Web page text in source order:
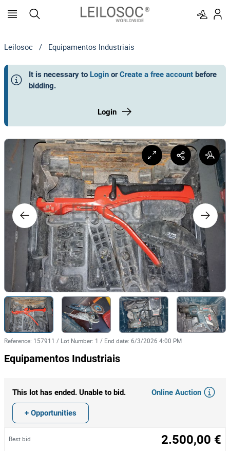
Leilosoc / Equipamentos Industriais
It is necessary to Login or Create a free account before
bidding.
Login
Reference: 157911 / Lot Number: 1 / End date: 6/3/2026 4:00 PM
Equipamentos Industriais
This lot has ended. Unable to bid. Online Auction
+ Opportunities
Best bid 2.500,00 €